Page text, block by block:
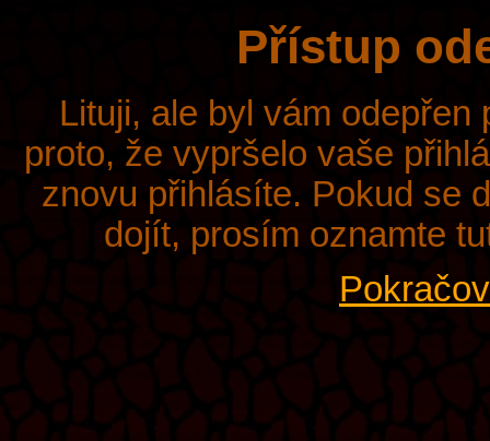
Přístup
Lituji, ale byl vám
proto, že vypršelo vaše
znovu přihlásíte. Pokud se
dojít, prosím oznamte